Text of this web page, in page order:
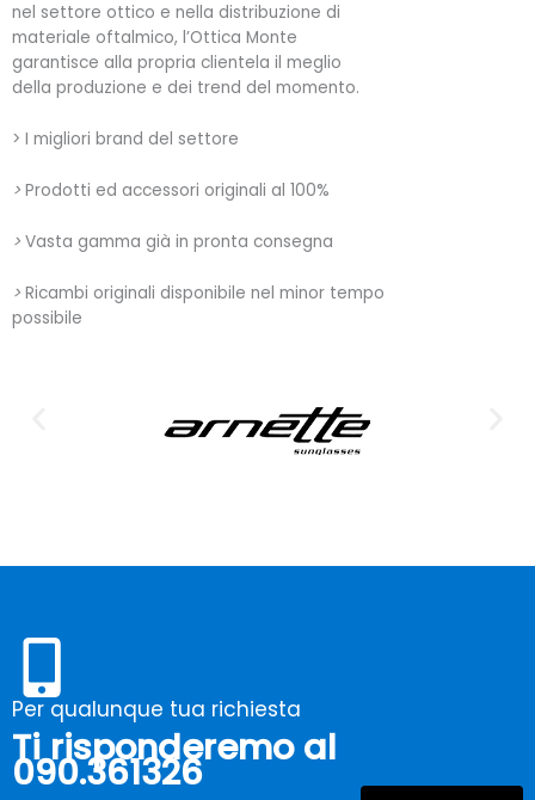
nel settore ottico e nella distribuzione di
materiale oftalmico, l’Ottica Monte
garantisce alla propria clientela il meglio
della produzione e dei trend del momento.
> I migliori brand del settore
> Prodotti ed accessori originali al 100%
> Vasta gamma già in pronta consegna
> Ricambi originali disponibile nel minor tempo
possibile
Per qualunque tua richiesta
Ti risponderemo al
090.361326